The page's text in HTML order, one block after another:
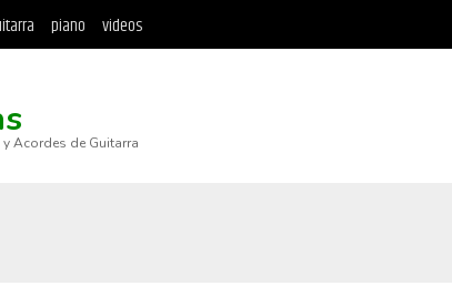
piano videos
Acordes de Guitarra